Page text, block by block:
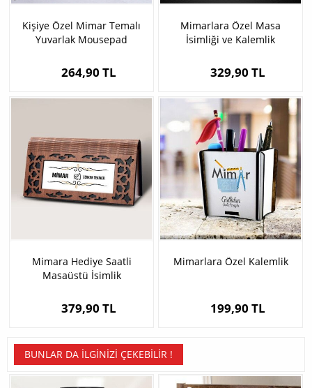
Kişiye Özel Mimar Temalı
Yuvarlak Mousepad
264,90 TL
Mimarlara Özel Masa
İsimliği ve Kalemlik
329,90 TL
Mimara Hediye Saatli
Masaüstü İsimlik
379,90 TL
Mimarlara Özel Kalemlik
199,90 TL
BUNLAR DA İLGINIZI ÇEKEBILIR !